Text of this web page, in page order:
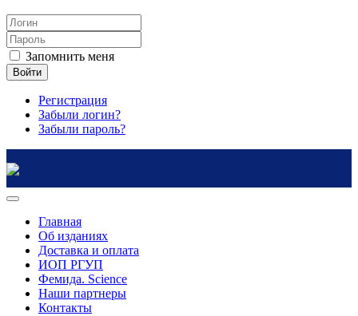
Запомнить меня
Войти
Регистрация
Забыли логин?
Забыли пароль?
Главная
Об изданиях
Доставка и оплата
ИОП РГУП
Фемида. Science
Наши партнеры
Контакты